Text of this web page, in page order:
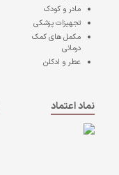
مادر و کودک
تجهیزات پزشکی
مکمل های کمک
درمانی
عطر و ادکلن
نماد اعتماد